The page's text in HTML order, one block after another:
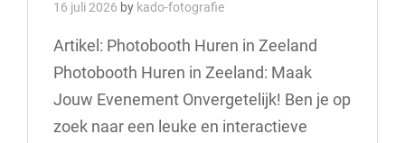
16 juli 2026 by kado-fotografie
Artikel: Photobooth Huren in Zeeland
Photobooth Huren in Zeeland: Maak
Jouw Evenement Onvergetelijk! Ben je op
zoek naar een leuke en interactieve